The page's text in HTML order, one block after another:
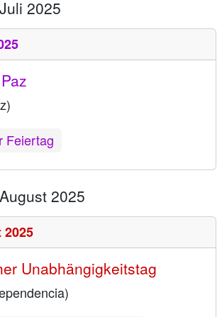
2025
Feiertag
2025
Unabhängigkeitstag